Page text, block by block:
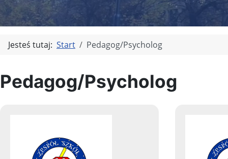
Jesteś tutaj: Start Pedagog/Psycholog
Pedagog/Psycholog